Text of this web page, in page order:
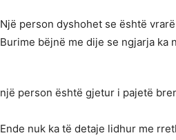
Një person dyshohet se është
Burime bëjnë me dije se ngjarja ka
një person është gjetur i pajetë
Ende nuk ka të detaje lidhur me